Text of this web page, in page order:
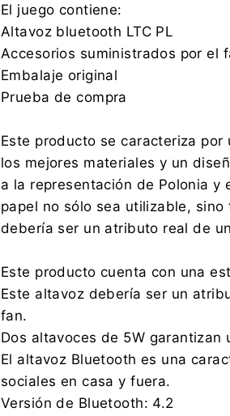
El juego contiene:
Altavoz bluetooth LTC PL
Accesorios suministrados por el
Embalaje original
Prueba de compra
Este producto se caracteriza
los mejores materiales y un
a la representación de Polonia y
papel no sólo sea utilizable,
debería ser un atributo real de
Este producto cuenta con una
Este altavoz debería ser un
fan.
Dos altavoces de 5W
El altavoz Bluetooth es una
sociales en casa y fuera.
Versión de Bluetooth: 4.2